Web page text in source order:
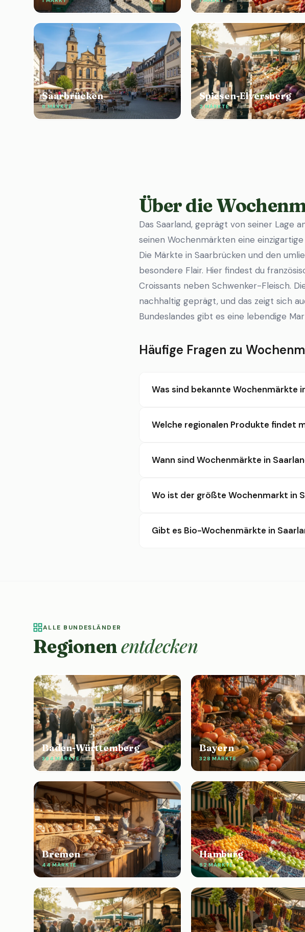
Saarbrücken
6 MÄRKTE
Spiesen-Elversberg
2 MÄRKTE
Über die
Das Saarland, geprägt von seiner Lage
seinen Wochenmärkten eine
Die Märkte in Saarbrücken und den
besondere Flair. Hier findest du
Croissants neben Schwenker-Fleisch.
nachhaltig geprägt, und das zeigt sich
Bundeslandes gibt es eine lebendige
Häufige Fragen zu
Was sind bekannte Wochenmärkte
Welche regionalen Produkte findet
Wann sind Wochenmärkte in
Wo ist der größte Wochenmarkt in
Gibt es Bio-Wochenmärkte in
ALLE BUNDESLÄNDER
Regionenentdecken
Baden-Württemberg
384 MÄRKTE
Bayern
328 MÄRKTE
Bremen
44 MÄRKTE
Hamburg
62 MÄRKTE